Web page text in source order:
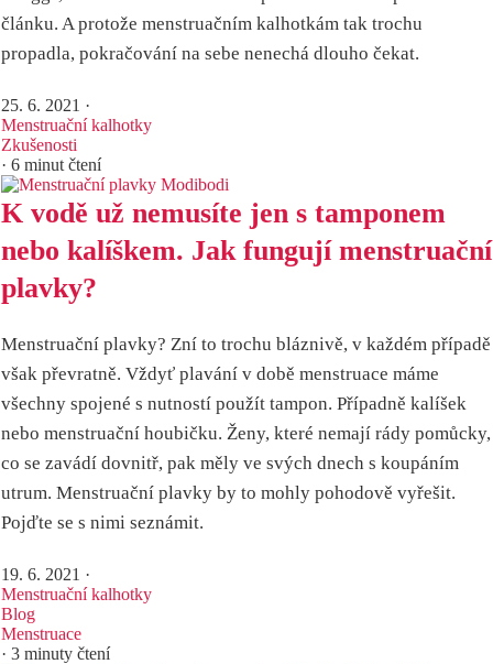
článku. A protože menstruačním kalhotkám tak trochu
propadla, pokračování na sebe nenechá dlouho čekat.
25. 6. 2021 ·
Menstruační kalhotky
Zkušenosti
· 6 minut čtení
K vodě už nemusíte jen s tamponem
nebo kalíškem. Jak fungují menstruační
plavky?
Menstruační plavky? Zní to trochu bláznivě, v každém případě
však převratně. Vždyť plavání v době menstruace máme
všechny spojené s nutností použít tampon. Případně kalíšek
nebo menstruační houbičku. Ženy, které nemají rády pomůcky,
co se zavádí dovnitř, pak měly ve svých dnech s koupáním
utrum. Menstruační plavky by to mohly pohodově vyřešit.
Pojďte se s nimi seznámit.
19. 6. 2021 ·
Menstruační kalhotky
Blog
Menstruace
· 3 minuty čtení